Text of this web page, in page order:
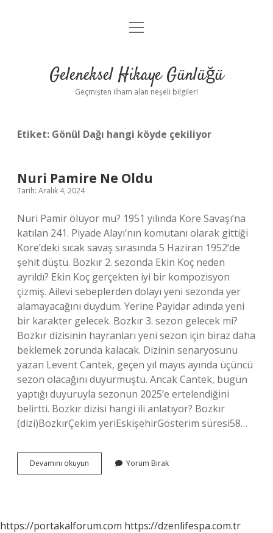
Anasayfa
Yasal Uyarı
menüyü
Geleneksel Hikaye Günlüğü
Geçmişten ilham alan neşeli bilgiler!
Etiket: Gönül Dağı hangi köyde çekiliyor
Nuri Pamire Ne Oldu
Tarih: Aralık 4, 2024
Nuri Pamir ölüyor mu? 1951 yılında Kore Savaşı’na
katılan 241. Piyade Alayı’nın komutanı olarak gittiği
Kore’deki sıcak savaş sırasında 5 Haziran 1952’de
şehit düştü. Bozkır 2. sezonda Ekin Koç neden
ayrıldı? Ekin Koç gerçekten iyi bir kompozisyon
çizmiş. Ailevi sebeplerden dolayı yeni sezonda yer
alamayacağını duydum. Yerine Payidar adında yeni
bir karakter gelecek. Bozkır 3. sezon gelecek mi?
Bozkır dizisinin hayranları yeni sezon için biraz daha
beklemek zorunda kalacak. Dizinin senaryosunu
yazan Levent Cantek, geçen yıl mayıs ayında üçüncü
sezon olacağını duyurmuştu. Ancak Cantek, bugün
yaptığı duyuruyla sezonun 2025’e ertelendiğini
belirtti. Bozkır dizisi hangi ili anlatıyor? Bozkır
(dizi)BozkırÇekim yeriEskişehirGösterim süresi58…
Devamını okuyun
Pamire
Yorum Bırak
https://portakalforum.com https://dzenlifespa.com.tr